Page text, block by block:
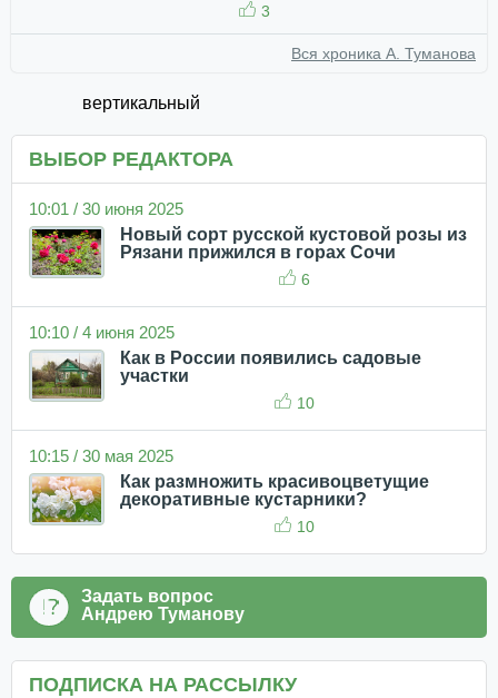
3
Вся хроника А. Туманова
вертикальный
ВЫБОР РЕДАКТОРА
10:01 / 30 июня 2025
Новый сорт русской кустовой розы из
Рязани прижился в горах Сочи
6
10:10 / 4 июня 2025
Как в России появились садовые
участки
10
10:15 / 30 мая 2025
Как размножить красивоцветущие
декоративные кустарники?
10
Задать вопрос
Андрею Туманову
ПОДПИСКА НА РАССЫЛКУ